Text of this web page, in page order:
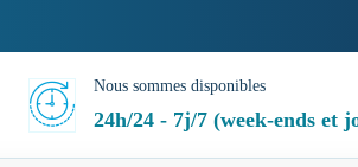
Nous sommes disponibles
24h/24 - 7j/7 (week-ends et